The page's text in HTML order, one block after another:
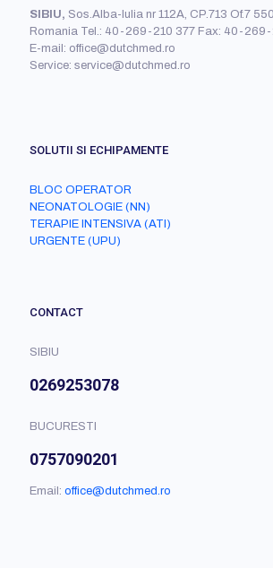
SIBIU, Sos.Alba-Iulia nr 112A, CP.713 Of.7
Romania Tel.: 40-269-210 377 Fax: 40-
E-mail: office@dutchmed.ro
Service: service@dutchmed.ro
SOLUTII SI ECHIPAMENTE
BLOC OPERATOR
NEONATOLOGIE (NN)
TERAPIE INTENSIVA (ATI)
URGENTE (UPU)
CONTACT
SIBIU
0269253078
BUCURESTI
0757090201
Email: office@dutchmed.ro